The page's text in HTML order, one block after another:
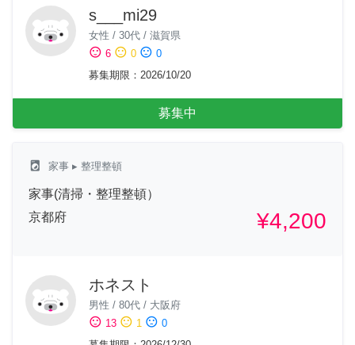
s___mi29
女性 / 30代 / 滋賀県
sentiment_satisfied 6 sentiment_neutral 0 sentiment_dissatisfied 0
募集期限 ： 2026/10/20
募集中
local_laundry_service 家事 ▸ 整理整頓
家事(清掃・整理整頓）
京都府
¥4,200
ホネスト
男性 / 80代 / 大阪府
sentiment_satisfied 13 sentiment_neutral 1 sentiment_dissatisfied 0